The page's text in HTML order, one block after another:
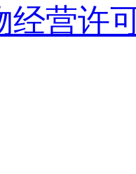
经营许